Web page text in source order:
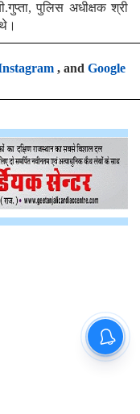
पुलिस अधीक्षक श्री
, and Google